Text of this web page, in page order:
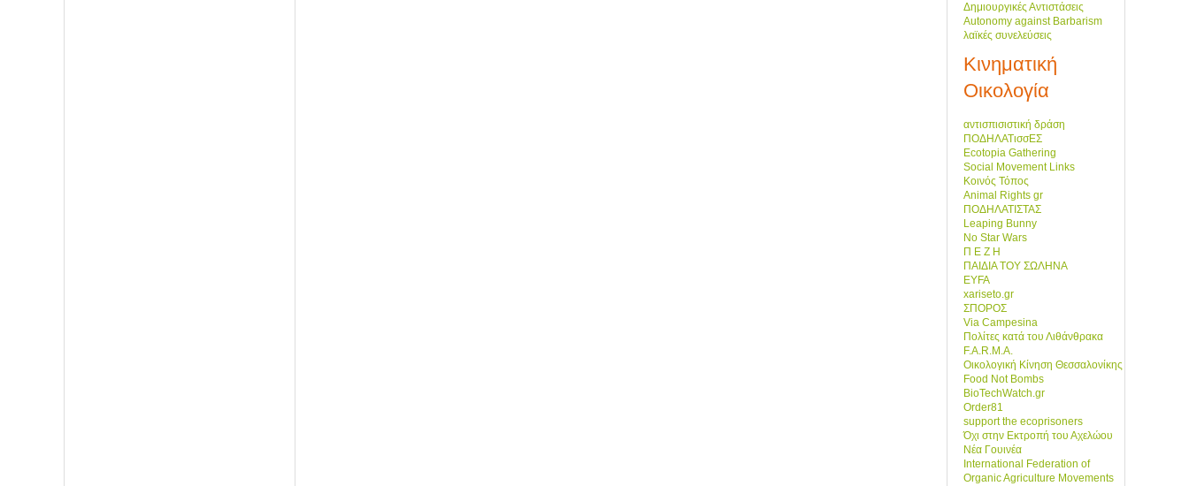
Δημιουργικές Αντιστάσεις
Autonomy against Barbarism
λαϊκές συνελεύσεις
Κινηματική
Οικολογία
αντισπισιστική δράση
ΠΟΔΗΛΑΤισσΕΣ
Ecotopia Gathering
Social Movement Links
Κοινός Τόπος
Animal Rights gr
ΠΟΔΗΛΑΤΙΣΤΑΣ
Leaping Bunny
No Star Wars
Π Ε Ζ Η
ΠΑΙΔΙΑ ΤΟΥ ΣΩΛΗΝΑ
EYFA
xariseto.gr
ΣΠΟΡΟΣ
Via Campesina
Πολίτες κατά του Λιθάνθρακα
F.A.R.M.A.
Οικολογική Κίνηση Θεσσαλονίκης
Food Not Bombs
BioTechWatch.gr
Order81
support the ecoprisoners
Όχι στην Εκτροπή του Αχελώου
Νέα Γουινέα
International Federation of
Organic Agriculture Movements